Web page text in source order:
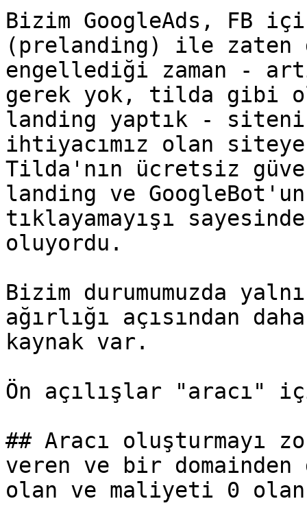
Bizim GoogleAds, FB
(prelanding) ile zaten
engellediği zaman -
gerek yok, tilda gibi
landing yaptık -
ihtiyacımız olan
Tilda'nın ücretsiz
landing ve
tıklayamayışı
oluyordu.
Bizim durumumuzda
ağırlığı açısından
kaynak var.
Ön açılışlar "aracı"
## Aracı oluşturmayı
veren ve bir
olan ve maliyeti 0